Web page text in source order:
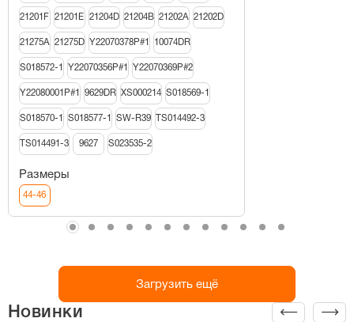
21201F 21201E 21204D 21204B 21202A 21202D
21275A 21275D Y22070378P#1 10074DR
S018572-1 Y22070356P#1 Y22070369P#2
Y22080001P#1 9629DR XS000214 S018569-1
S018570-1 S018577-1 SW-R39 TS014492-3
TS014491-3 9627 S023535-2
Размеры
44-46
Загрузить ещё
Новинки